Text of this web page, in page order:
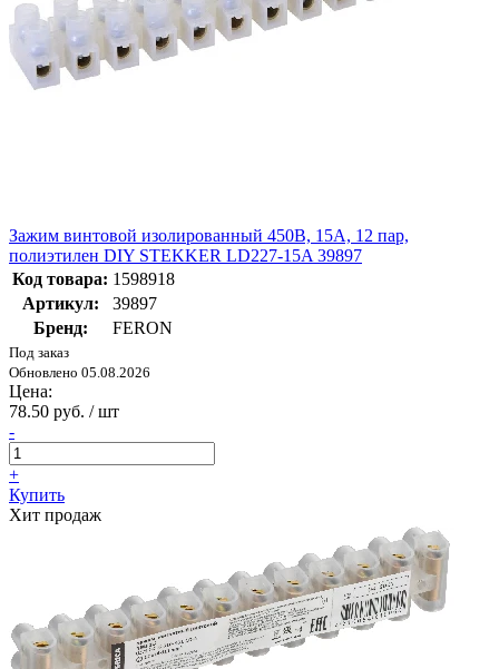
Зажим винтовой изолированный 450В, 15А, 12 пар,
полиэтилен DIY STEKKER LD227-15A 39897
Код товара: 1598918
Артикул:
39897
Бренд:
FERON
Под заказ
Обновлено 05.08.2026
Цена:
78.50 руб. / шт
-
+
Купить
Хит продаж